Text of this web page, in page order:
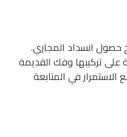
حصول انسداد المجاري.
على تركيبها وفك القديمة
في المتابعة